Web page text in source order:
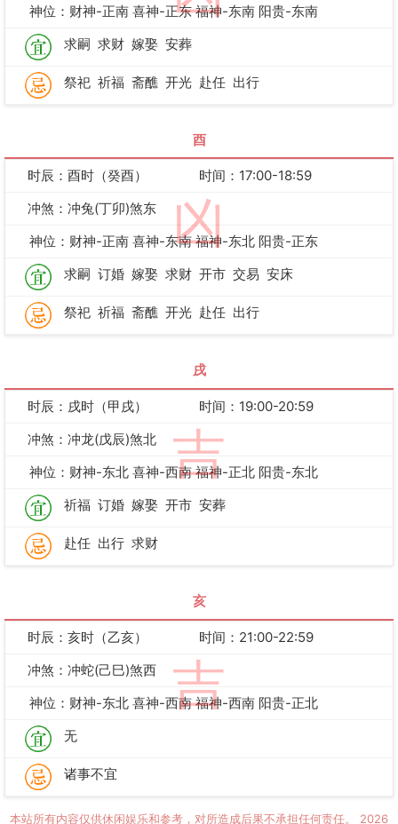
神位：财神-正南 喜神-正东 福神-东南 阳贵-东南
求嗣 求财 嫁娶 安葬
祭祀 祈福 斋醮 开光 赴任 出行
酉
凶
时辰：酉时（癸酉）
时间：17:00-18:59
冲煞：冲兔(丁卯)煞东
神位：财神-正南 喜神-东南 福神-东北 阳贵-正东
求嗣 订婚 嫁娶 求财 开市 交易 安床
祭祀 祈福 斋醮 开光 赴任 出行
戌
吉
时辰：戌时（甲戌）
时间：19:00-20:59
冲煞：冲龙(戊辰)煞北
神位：财神-东北 喜神-西南 福神-正北 阳贵-东北
祈福 订婚 嫁娶 开市 安葬
赴任 出行 求财
亥
吉
时辰：亥时（乙亥）
时间：21:00-22:59
冲煞：冲蛇(己巳)煞西
神位：财神-东北 喜神-西南 福神-西南 阳贵-正北
无
诸事不宜
本站所有内容仅供休闲娱乐和参考，对所造成后果不承担任何责任。 2026